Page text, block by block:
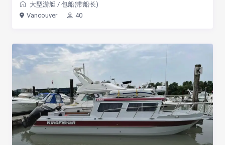
大型游艇 / 包船(带船长)
Vancouver
40